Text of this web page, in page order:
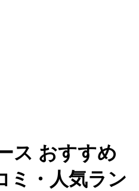
ス おすすめ
ミ・人気ラン